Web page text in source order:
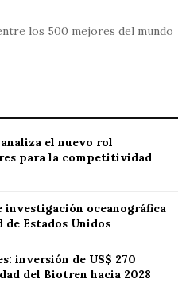
los 500 mejores del mundo
el nuevo rol
para la competitividad
investigación oceanográfica
Estados Unidos
inversión de US$ 270
del Biotren hacia 2028